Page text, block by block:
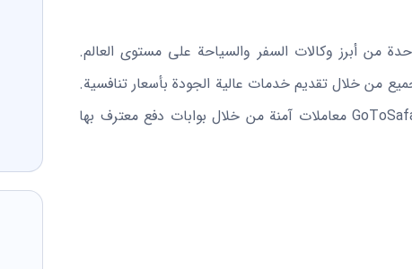
من أبرز وكالات السفر والسياحة على مستوى العالم.
من خلال تقديم خدمات عالية الجودة بأسعار تنافسية.
بفضل خبرتها الواسعة في التجارة الإلكترونية، تضمن GoToSafar معاملات آمنة من خلال بوابات دفع معترف بها